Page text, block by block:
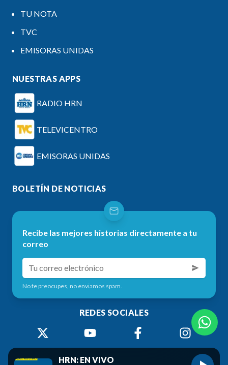
TU NOTA
TVC
EMISORAS UNIDAS
NUESTRAS APPS
RADIO HRN
TELEVICENTRO
EMISORAS UNIDAS
BOLETÍN DE NOTICIAS
Recibe las mejores historias directamente a tu
correo
No te preocupes, no enviamos spam.
REDES SOCIALES
HRN: EN VIVO